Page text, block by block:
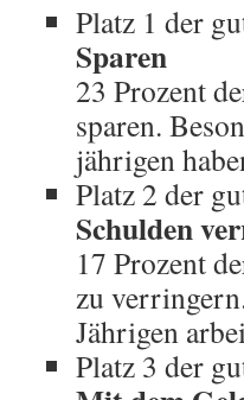
Platz 1 der
Sparen
23 Prozent
sparen.
jährigen
Platz 2 der
Schulden
17 Prozent
zu
Jährigen
Platz 3 der